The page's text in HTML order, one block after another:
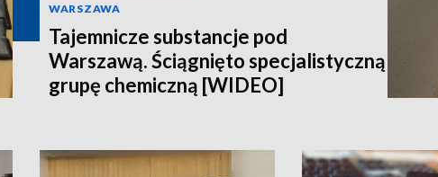
WARSZAWA
Tajemnicze substancje pod
Warszawą. Ściągnięto specjalistyczną
grupę chemiczną [WIDEO]